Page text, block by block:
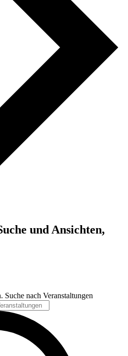
und Ansichten,
Suche nach Veranstaltungen